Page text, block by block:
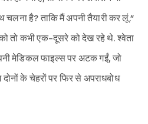
चलना है? ताकि मैं अपनी तैयारी कर लूं.”
तो कभी एक-दूसरे को देख रहे थे. श्‍वेता
मेडिकल फाइल्स पर अटक गईं, जो
के चेहरों पर फिर से अपराधबोध